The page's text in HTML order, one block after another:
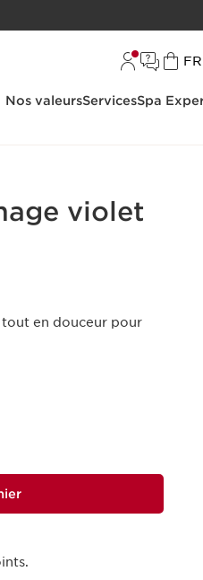
FR
Nos valeursServicesSpa
violet
en douceur pour